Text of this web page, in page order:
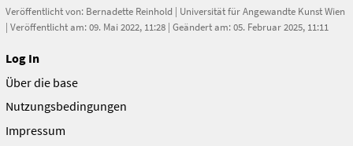
Veröffentlicht von: Bernadette Reinhold | Universität für Angewandte Kunst Wien
| Veröffentlicht am: 09. Mai 2022, 11:28 | Geändert am: 05. Februar 2025, 11:11
Log In
Über die base
Nutzungsbedingungen
Impressum